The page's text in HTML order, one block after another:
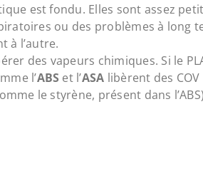
est fondu. Elles sont assez
ou des problèmes à long
à l’autre.
des vapeurs chimiques. Si le
l’ABS et l’ASA libèrent des COV
le styrène, présent dans